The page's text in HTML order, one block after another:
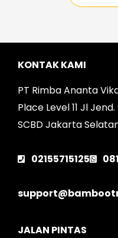
KONTAK KAMI
PT Rimba Ananta
Place Level 11 Jl
SCBD Jakarta
02155715125
JALAN PINTAS